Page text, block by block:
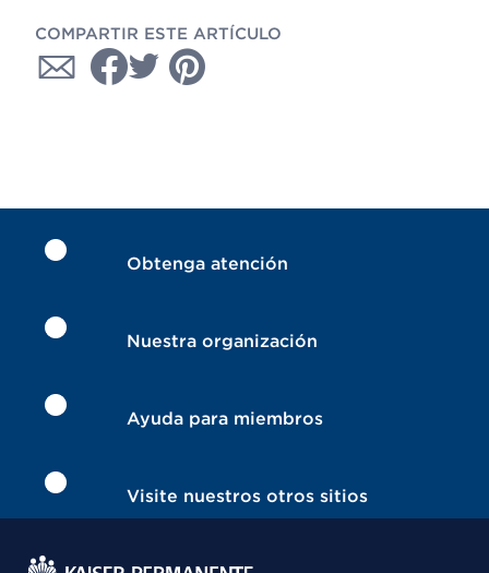
COMPARTIR ESTE ARTÍCULO
Obtenga atención
Nuestra organización
Ayuda para miembros
Visite nuestros otros sitios